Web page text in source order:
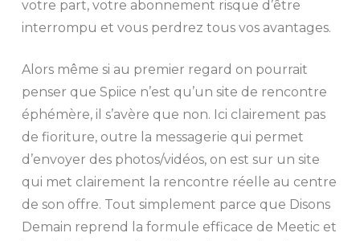
votre part, votre abonnement risque d’être
interrompu et vous perdrez tous vos avantages.
Alors même si au premier regard on pourrait
penser que Spiice n’est qu’un site de rencontre
éphémère, il s’avère que non. Ici clairement pas
de fioriture, outre la messagerie qui permet
d’envoyer des photos/vidéos, on est sur un site
qui met clairement la rencontre réelle au centre
de son offre. Tout simplement parce que Disons
Demain reprend la formule efficace de Meetic et